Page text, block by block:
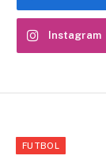
Instagram
FUTBOL